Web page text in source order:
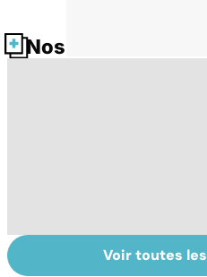
Nos fiches santé
HPV : tout savoir
Voir toutes